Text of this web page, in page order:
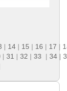
| 14 | 15 | 16 | 17 |
| 31 | 32 | 33 | 34 |